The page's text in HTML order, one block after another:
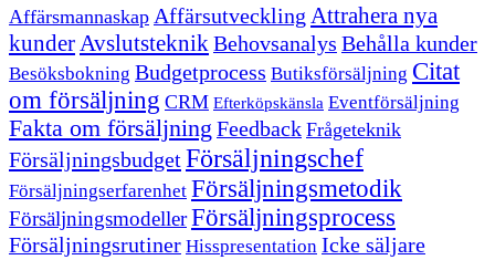
Affärsmannaskap Affärsutveckling Attrahera nya
kunderAvslutsteknikBehovsanalys Behålla kunder
Besöksbokning Budgetprocess Butiksförsäljning Citat
om försäljning CRM Efterköpskänsla Eventförsäljning
Fakta om försäljning Feedback Frågeteknik
FörsäljningsbudgetFörsäljningschef
Försäljningserfarenhet Försäljningsmetodik
FörsäljningsmodellerFörsäljningsprocess
Försäljningsrutiner Hisspresentation Icke säljare